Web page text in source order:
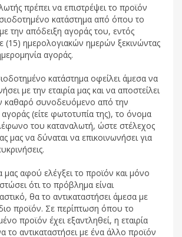
πρέπει να επιστρέψει το προϊόν
κατάστημα από όπου το
την απόδειξη αγοράς του, εντός
(15) ημερολογιακών ημερών ξεκινώντας
αγοράς.
κατάστημα οφείλει άμεσα να
με την εταιρία μας και να αποστείλει
καθαρό συνοδευόμενο από την
(είτε φωτοτυπία της), το όνομα
του καταναλωτή, ώστε στέλεχος
μας να δύναται να επικοινωνήσει για
μας αφού ελέγξει το προϊόν και μόνο
ότι το πρόβλημα είναι
θα το αντικαταστήσει άμεσα με
προϊόν. Σε περίπτωση όπου το
προϊόν έχει εξαντληθεί, η εταιρία
το αντικαταστήσει με ένα άλλο προϊόν